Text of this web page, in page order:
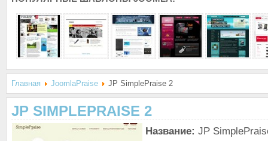
Главная JoomlaPraise JP SimplePraise 2
JP SIMPLEPRAISE 2
Название: JP